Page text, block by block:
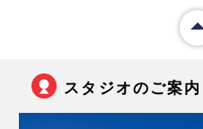
スタジオのご案内